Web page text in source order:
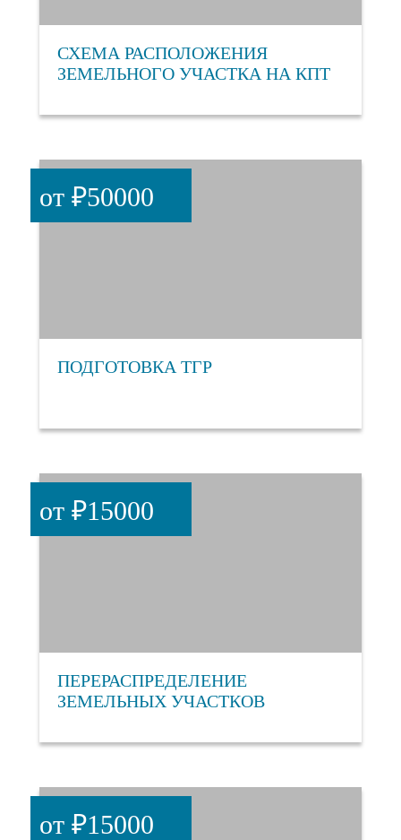
СХЕМА РАСПОЛОЖЕНИЯ
ЗЕМЕЛЬНОГО УЧАСТКА НА КПТ
ПОДГОТОВКА ТГР
от ₽50000
ПЕРЕРАСПРЕДЕЛЕНИЕ
ЗЕМЕЛЬНЫХ УЧАСТКОВ
от ₽15000
от ₽15000